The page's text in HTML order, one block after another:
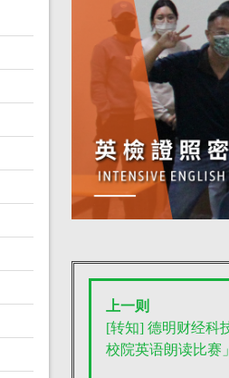
上一则
[转知] 德明财经科
校院英语朗读比赛」